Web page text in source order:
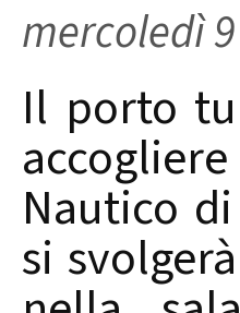
mercoledì
Il porto
Nautico
si